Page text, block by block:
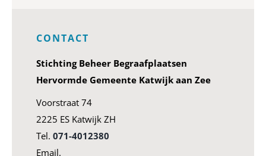
CONTACT
Stichting Beheer Begraafplaatsen
Hervormde Gemeente Katwijk aan Zee
Voorstraat 74
2225 ES Katwijk ZH
Tel. 071-4012380
Email.